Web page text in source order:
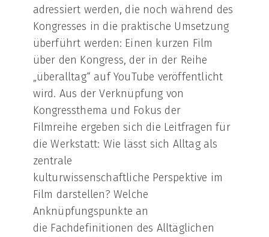
adressiert werden, die noch während des
Kongresses in die praktische Umsetzung
überführt werden: Einen kurzen Film
über den Kongress, der in der Reihe
„überalltag“ auf YouTube veröffentlicht
wird. Aus der Verknüpfung von
Kongressthema und Fokus der
Filmreihe ergeben sich die Leitfragen für
die Werkstatt: Wie lässt sich Alltag als
zentrale
kulturwissenschaftliche Perspektive im
Film darstellen? Welche
Anknüpfungspunkte an
die Fachdefinitionen des Alltäglichen